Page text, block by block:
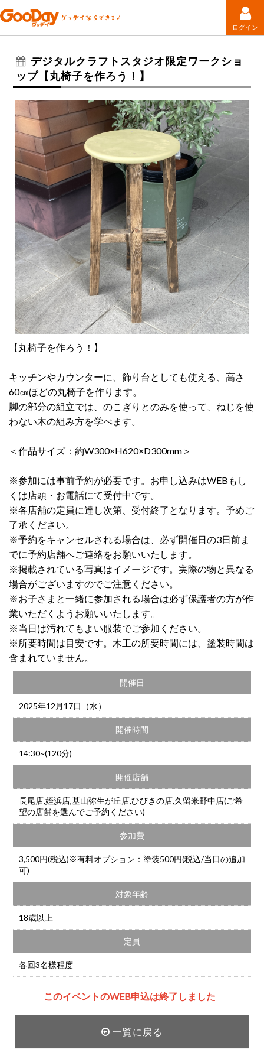
ログイン
デジタルクラフトスタジオ限定ワークショ
ップ【丸椅子を作ろう！】
【丸椅子を作ろう！】
キッチンやカウンターに、飾り台としても使える、高さ
60㎝ほどの丸椅子を作ります。
脚の部分の組立では、のこぎりとのみを使って、ねじを使
わない木の組み方を学べます。
＜作品サイズ：約W300×H620×D300mm＞
※参加には事前予約が必要です。お申し込みはWEBもし
くは店頭・お電話にて受付中です。
※各店舗の定員に達し次第、受付終了となります。予めご
了承ください。
※予約をキャンセルされる場合は、必ず開催日の3日前ま
でに予約店舗へご連絡をお願いいたします。
※掲載されている写真はイメージです。実際の物と異なる
場合がございますのでご注意ください。
※お子さまと一緒に参加される場合は必ず保護者の方が作
業いただくようお願いいたします。
※当日は汚れてもよい服装でご参加ください。
※所要時間は目安です。木工の所要時間には、塗装時間は
含まれていません。
開催日
2025年12月17日（水）
開催時間
14:30~(120分)
開催店舗
長尾店,姪浜店,基山弥生が丘店,ひびきの店,久留米野中店(ご希
望の店舗を選んでご予約ください)
参加費
3,500円(税込)※有料オプション：塗装500円(税込/当日の追加
可)
対象年齢
18歳以上
定員
各回3名様程度
このイベントのWEB申込は終了しました
一覧に戻る